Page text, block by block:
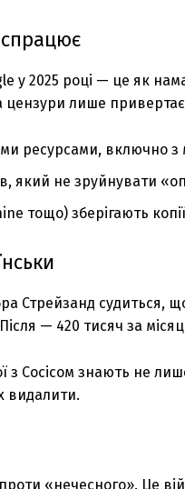
у 2025 році — це як
лише привертає
ресурсами, включно
який не зруйнувати
тощо) зберігають
Стрейзанд судиться,
— 420 тисяч за
з Сосісом знають не
видалити.
«нечесного». Це